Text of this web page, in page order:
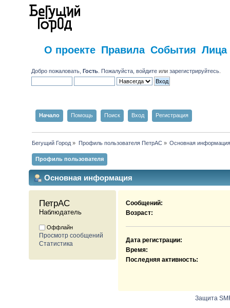
О проекте Правила События Лица
Добро пожаловать,Гость . Пожалуйста,войдите илизарегистрируйтесь
Начало Помощь Поиск Вход Регистрация
Бегущий Город » Профиль пользователя ПетрАС» Основная
Профиль пользователя
Основная информация
ПетрАС
Наблюдатель
Оффлайн
Просмотр сообщений
Статистика
Сообщений:
Возраст:
Дата регистрации:
Время:
Последняя активность:
Защита